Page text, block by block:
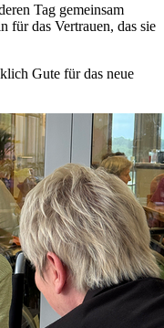
Tag gemeinsam
für das Vertrauen, das sie
Gute für das neue